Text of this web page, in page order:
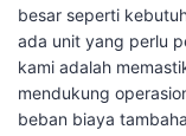
besar seperti
ada unit yang perlu
kami adalah
mendukung
beban biaya